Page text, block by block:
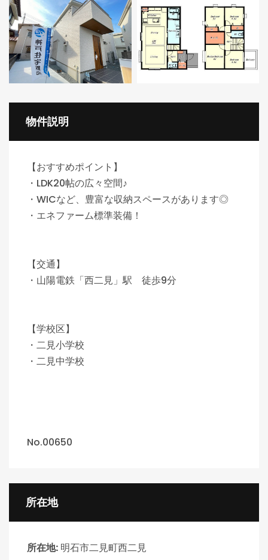
物件説明
【おすすめポイント】
・LDK20帖の広々空間♪
・WICなど、豊富な収納スペースがあります◎
・エネファーム標準装備！
【交通】
・山陽電鉄「西二見」駅 徒歩9分
【学校区】
・二見小学校
・二見中学校
No.00650
所在地
所在地: 明石市二見町西二見